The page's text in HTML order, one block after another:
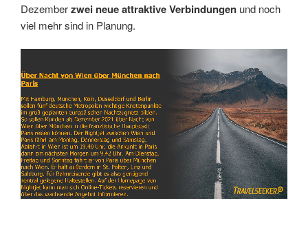
Dezemberzwei neue attraktive Verbindungen und noch
viel mehr sind in Planung.